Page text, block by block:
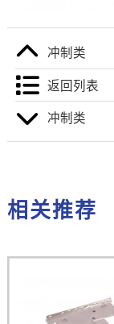
冲制类
返回列表
冲制类
相关推荐